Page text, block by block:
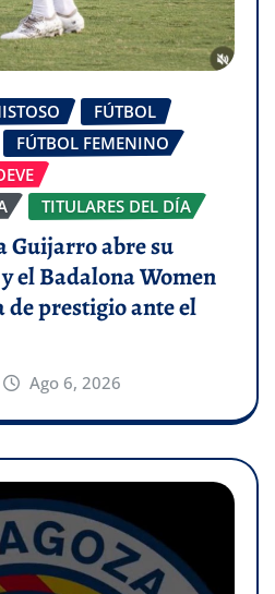
FÚTBOL
FÚTBOL FEMENINO
TITULARES DEL DÍA
Guijarro abre su
el Badalona Women
prestigio ante el
Ago 6, 2026